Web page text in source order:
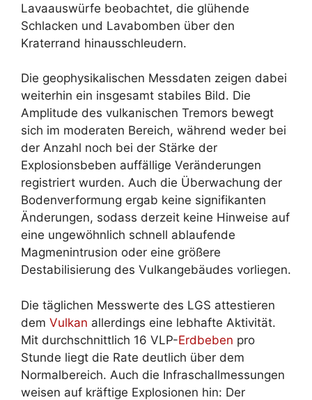
Lavaauswürfe beobachtet, die glühende
Schlacken und Lavabomben über den
Kraterrand hinausschleudern.
Die geophysikalischen Messdaten zeigen dabei
weiterhin ein insgesamt stabiles Bild. Die
Amplitude des vulkanischen Tremors bewegt
sich im moderaten Bereich, während weder bei
der Anzahl noch bei der Stärke der
Explosionsbeben auffällige Veränderungen
registriert wurden. Auch die Überwachung der
Bodenverformung ergab keine signifikanten
Änderungen, sodass derzeit keine Hinweise auf
eine ungewöhnlich schnell ablaufende
Magmenintrusion oder eine größere
Destabilisierung des Vulkangebäudes vorliegen.
Die täglichen Messwerte des LGS attestieren
dem Vulkan allerdings eine lebhafte Aktivität.
Mit durchschnittlich 16 VLP-Erdbeben pro
Stunde liegt die Rate deutlich über dem
Normalbereich. Auch die Infraschallmessungen
weisen auf kräftige Explosionen hin: Der